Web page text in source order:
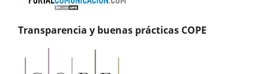
Transparencia y buenas prácticas COPE